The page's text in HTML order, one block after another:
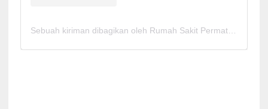
Sebuah kiriman dibagikan oleh Rumah Sakit Permata Cirebon (@rspermatacirebon)